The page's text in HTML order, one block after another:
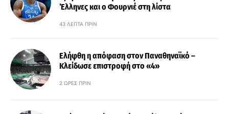
Έλληνες και ο Φουρνιέ στη λίστα
43 ΛΕΠΤΆ ΠΡΙΝ
Ελήφθη η απόφαση στον Παναθηναϊκό –
Κλείδωσε επιστροφή στο «4»
2 ΏΡΕΣ ΠΡΙΝ